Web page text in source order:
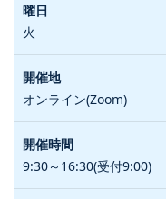
火
オンライン(Zoom)
9:30～16:30(受付9:00)